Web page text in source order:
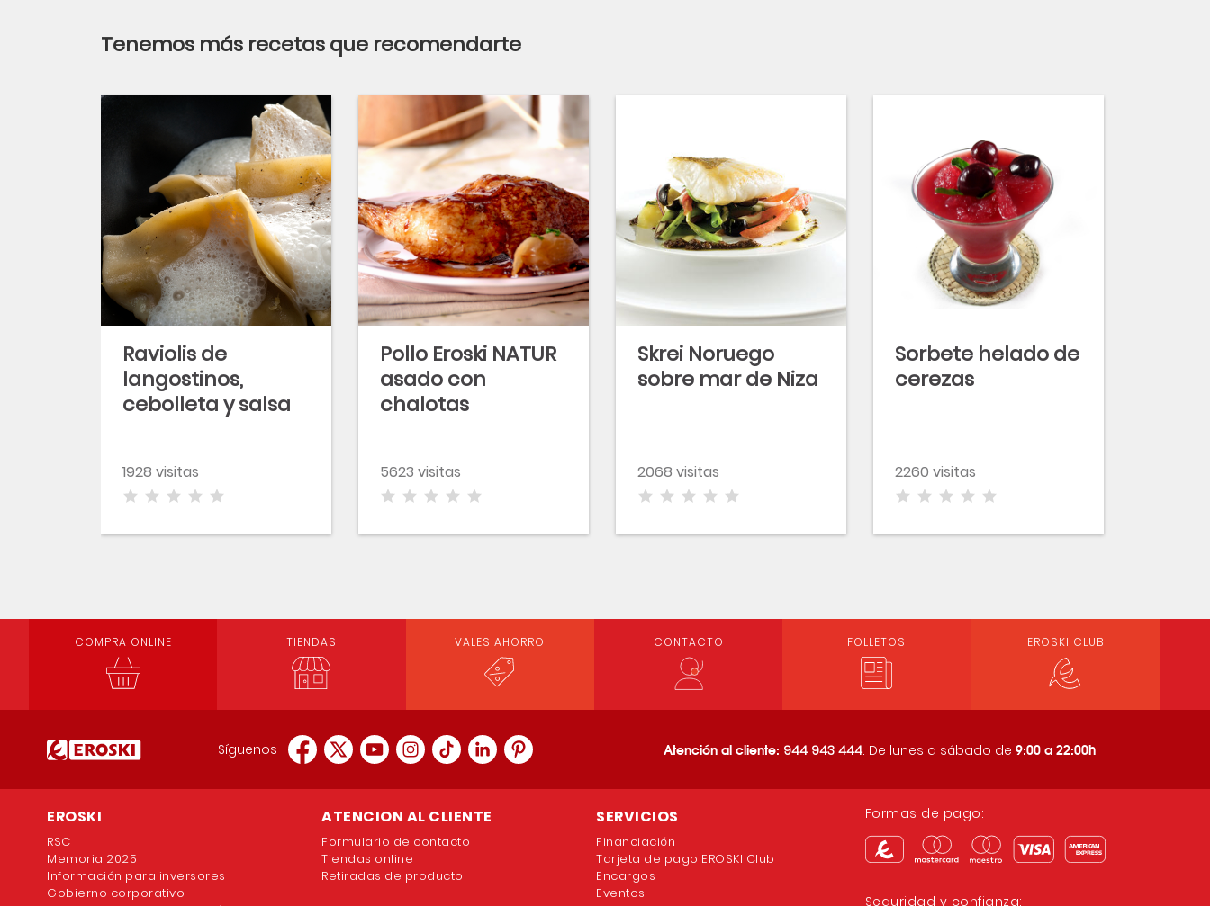
Tenemos más recetas que recomendarte
Raviolis de
langostinos,
cebolleta y salsa
1928 visitas
Pollo Eroski NATUR
asado con
chalotas
5623 visitas
Skrei Noruego
sobre mar de Niza
2068 visitas
Sorbete helado de
cerezas
2260 visitas
COMPRA ONLINE TIENDAS VALES AHORRO CONTACTO FOLLETOS EROSKI CLUB
Síguenos Atención al cliente: 944 943 444. De lunes a sábado de 9:00 a 22:00h
EROSKI
RSC
Memoria 2025
Información para inversores
Gobierno corporativo
ATENCION AL CLIENTE
Formulario de contacto
Tiendas online
Retiradas de producto
SERVICIOS
Financiación
Tarjeta de pago EROSKI Club
Encargos
Eventos
Formas de pago:
Seguridad y confianza: